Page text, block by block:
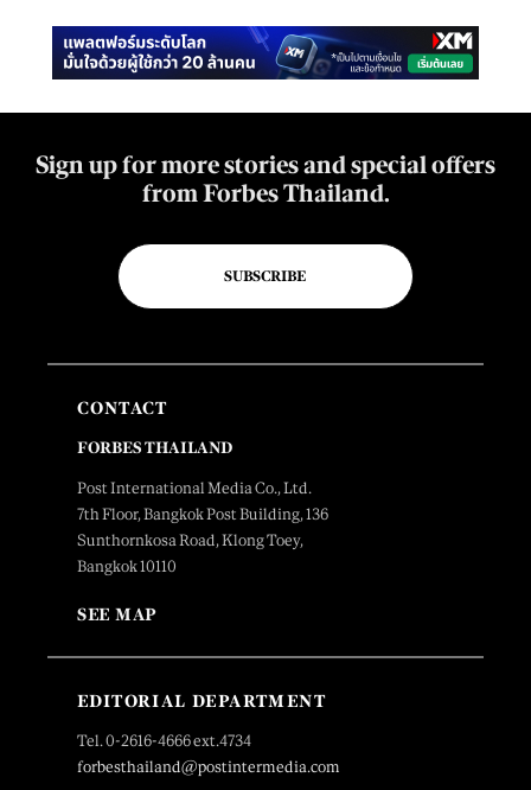
Sign up for more stories and special offers
from Forbes Thailand.
SUBSCRIBE
CONTACT
FORBES THAILAND
Post International Media Co., Ltd.
7th Floor, Bangkok Post Building, 136
Sunthornkosa Road, Klong Toey,
Bangkok 10110
SEE MAP
EDITORIAL DEPARTMENT
Tel. 0-2616-4666 ext.4734
forbesthailand@postintermedia.com